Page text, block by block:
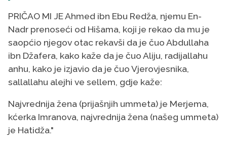
PRIČAO MI JE Ahmed ibn Ebu Redža, njemu En-
Nadr prenoseći od Hišama, koji je rekao da mu je
saopćio njegov otac rekavši da je čuo Abdullaha
ibn Džafera, kako kaže da je čuo Aliju, radijallahu
anhu, kako je izjavio da je čuo Vjerovjesnika,
sallallahu alejhi ve sellem, gdje kaže:
Najvrednija žena (prijašnjih ummeta) je Merjema,
kćerka Imranova, najvrednija žena (našeg ummeta)
je Hatidža."